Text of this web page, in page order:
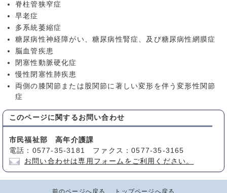
脊柱管狭窄症
早老症
多系統萎縮症
糖尿病性神経障がい、糖尿病性腎症、及び糖尿病性網膜症
脳血管疾患
閉塞性動脈硬化症
慢性閉塞性肺疾患
両側の膝関節または股関節に著しい変形を伴う変形性関節
症
このページに関する お問い合わせ
市民福祉部 高年介護課
電話：0577-35-3181 ファクス：0577-35-3165
お問い合わせは専用フォームをご利用ください。